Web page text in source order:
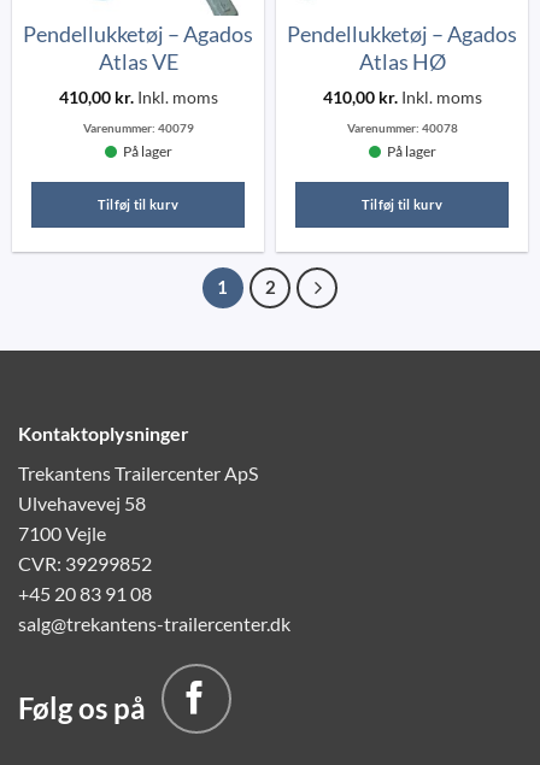
Pendellukketøj – Agados
Atlas VE
410,00 kr.Inkl. moms
Varenummer: 40079
På lager
Tilføj til kurv
Pendellukketøj – Agados
Atlas HØ
410,00 kr.Inkl. moms
Varenummer: 40078
På lager
Tilføj til kurv
1 2
Kontaktoplysninger
Trekantens Trailercenter ApS
Ulvehavevej 58
7100 Vejle
CVR: 39299852
+45 20 83 91 08
salg@trekantens-trailercenter.dk
Følg os på